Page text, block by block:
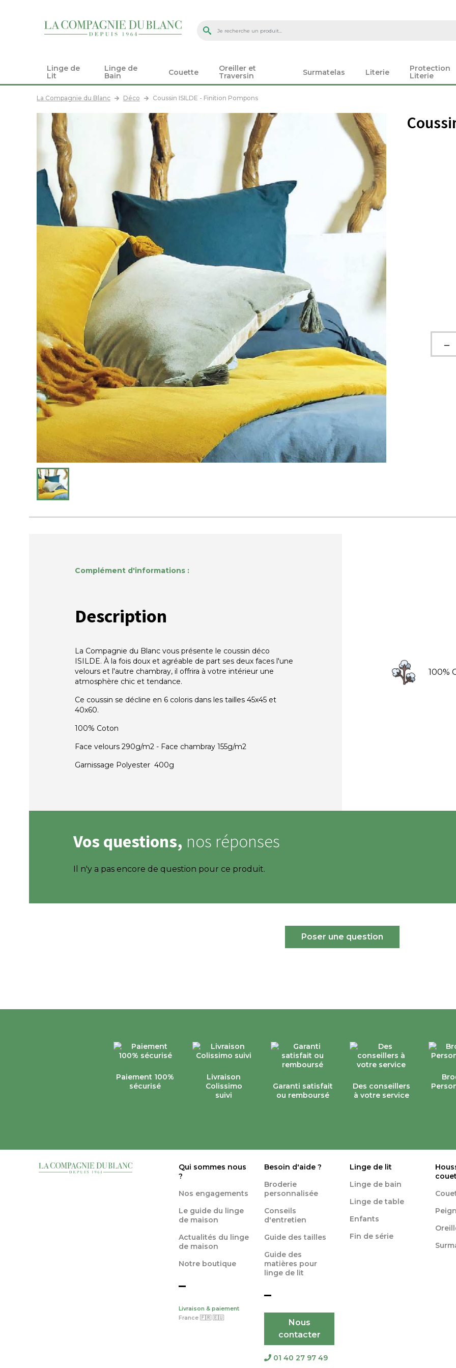
Linge de
Lit
Linge de
Bain
Couette
Oreiller et
Traversin
Surmatelas Literie
Protection
Literie
La Compagnie du Blanc Déco Coussin ISILDE - Finition Pompons
Complément d'informations :
Description
La Compagnie du Blanc vous présente le coussin déco
ISILDE. À la fois doux et agréable de part ses deux faces l'une
velours et l'autre chambray, il offrira à votre intérieur une
atmosphère chic et tendance.
Ce coussin se décline en 6 coloris dans les tailles 45x45 et
40x60.
100% Coton
Face velours 290g/m2 - Face chambray 155g/m2
Garnissage Polyester 400g
100%
Vos questions, nos réponses
Il n'y a pas encore de question pour ce produit.
Poser une question
Paiement 100%
sécurisé
Livraison
Colissimo
suivi
Garanti satisfait
ou remboursé
Des conseillers
à votre service
Qui sommes nous
?
Nos engagements
Le guide du linge
de maison
Actualités du linge
de maison
Notre boutique
Livraison & paiement
France 🇫🇷 🇪🇺
Besoin d'aide ?
Broderie
personnalisée
Conseils
d'entretien
Guide des tailles
Guide des
matières pour
linge de lit
Nous
contacter
01 40 27 97 49
Linge de lit
Linge de bain
Linge de table
Enfants
Fin de série